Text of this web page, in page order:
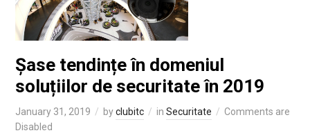
Șase tendințe în domeniul
soluțiilor de securitate în 2019
January 31, 2019 byclubitc in Securitate
Comments are
Disabled